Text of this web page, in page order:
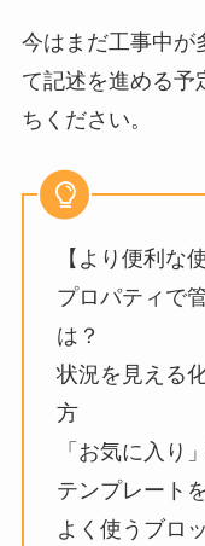
今はまだ工事中が
て記述を進める予
ちください。
【より便利な
プロパティで
は？
状況を見える
方
「お気に入り
テンプレート
よく使うブロ